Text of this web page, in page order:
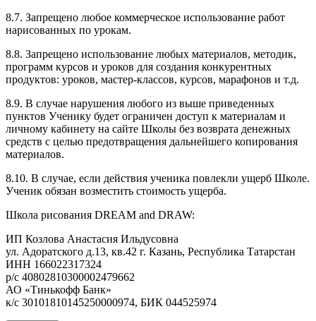
8.7. Запрещено любое коммерческое использование работ
нарисованных по урокам.
8.8. Запрещено использование любых материалов, методик,
программ курсов и уроков для создания конкурентных
продуктов: уроков, мастер-классов, курсов, марафонов и т.д.
8.9. В случае нарушения любого из выше приведенных
пунктов Ученику будет ограничен доступ к материалам и
личному кабинету на сайте Школы без возврата денежных
средств с целью предотвращения дальнейшего копирования
материалов.
8.10. В случае, если действия ученика повлекли ущерб Школе.
Ученик обязан возместить стоимость ущерба.
Школа рисования DREAM and DRAW:
ИП Козлова Анастасия Ильдусовна
ул. Адоратского д.13, кв.42 г. Казань, Республика Татарстан
ИНН 166022317324
р/с 40802810300002479662
АО «Тинькофф Банк»
к/с 30101810145250000974, БИК 044525974